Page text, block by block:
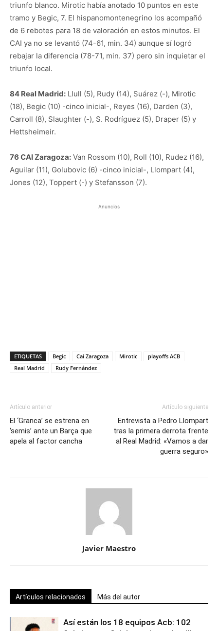
triunfo blanco. Mirotic había anotado 10 puntos en este
tramo y Begic, 7. El hispanomontenegrino los acompañó
de 6 rebotes para 18 de valoración en estos minutos. El
CAI ya no se levantó (74-61, min. 34) aunque sí logró
rebajar la diferencia (78-71, min. 37) pero sin inquietar el
triunfo local.
84 Real Madrid: Llull (5), Rudy (14), Suárez (-), Mirotic
(18), Begic (10) -cinco inicial-, Reyes (16), Darden (3),
Carroll (8), Slaughter (-), S. Rodríguez (5), Draper (5) y
Hettsheimeir.
76 CAI Zaragoza: Van Rossom (10), Roll (10), Rudez (16),
Aguilar (11), Golubovic (6) -cinco inicial-, Llompart (4),
Jones (12), Toppert (-) y Stefansson (7).
Anuncios
ETIQUETAS Begic Cai Zaragoza Mirotic
playoffs ACB
Real Madrid
Rudy Fernández
Artículo anterior
El ‘Granca’ se estrena en
‘semis’ ante un Barça que
apela al factor cancha
Artículo siguiente
Entrevista a Pedro Llompart
tras la primera derrota frente
al Real Madrid: «Vamos a dar
guerra seguro»
Javier Maestro
Artículos relacionados Más del autor
Así están los 18 equipos Acb: 102